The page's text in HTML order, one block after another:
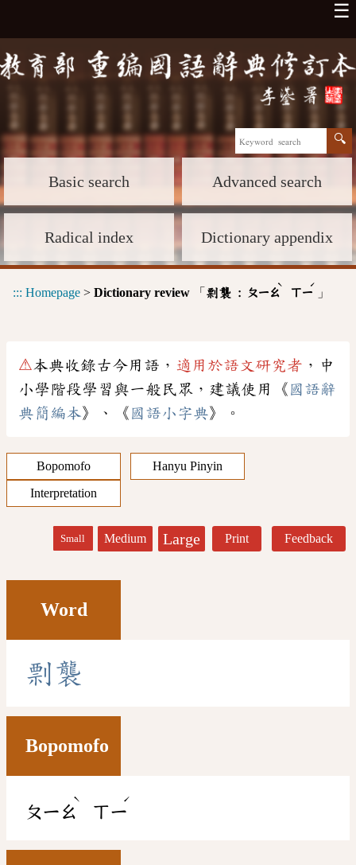
☰
Basic search Advanced search
Radical index Dictionary appendix
::: Homepage > Dictionary review 「 剽襲 : ㄆㄧㄠ
ˋ
ㄒㄧ
ˊ
」
⚠本典收錄古今用語， 適用於語文研究者 ，中
小學階段學習與一般民眾，建議使用《 國語辭
典簡編本》、《 國語小字典》。
Bopomofo
Hanyu Pinyin
Interpretation
Small Medium Large Print Feedback
Word
剽襲
Bopomofo
ㄆㄧㄠ
ˋ
ㄒㄧ
ˊ